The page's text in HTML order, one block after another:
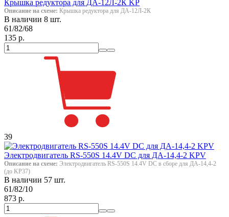
Крышка редуктора для ДА-12Л-2К KP
Описание на схеме: Крышка редуктора для ДА-12Л-2К
В наличии 8 шт.
61/82/68
135 р.
39
Электродвигатель RS-550S 14.4V DC для ДА-14,4-2 KPV
Описание на схеме: Электродвигатель RS-550S 14.4V DC в сборе для ДА-14,4-2
(до KP37)
В наличии 57 шт.
61/82/10
873 р.